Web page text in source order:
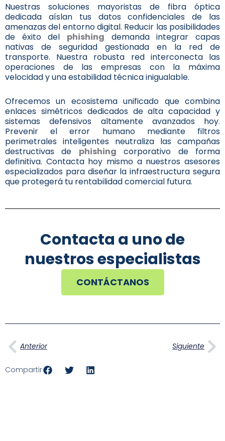
Nuestras soluciones mayoristas de fibra óptica
dedicada aíslan tus datos confidenciales de las
amenazas del entorno digital. Reducir las posibilidades
de éxito del phishing demanda integrar capas
nativas de seguridad gestionada en la red de
transporte. Nuestra robusta red interconecta las
operaciones de las empresas con la máxima
velocidad y una estabilidad técnica inigualable.
Ofrecemos un ecosistema unificado que combina
enlaces simétricos dedicados de alta capacidad y
sistemas defensivos altamente avanzados hoy.
Prevenir el error humano mediante filtros
perimetrales inteligentes neutraliza las campañas
destructivas de phishing corporativo de forma
definitiva. Contacta hoy mismo a nuestros asesores
especializados para diseñar la infraestructura segura
que protegerá tu rentabilidad comercial futura.
Contacta a uno de
nuestros especialistas
CONTÁCTANOS
Ant
Anterior Siguiente
Compartir